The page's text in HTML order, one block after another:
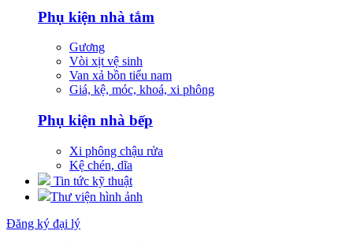
Phụ kiện nhà tắm
Gương
Vòi xịt vệ sinh
Van xả bồn tiểu nam
Giá, kệ, móc, khoá, xi phông
Phụ kiện nhà bếp
Xi phông chậu rửa
Kệ chén, dĩa
Tin tức kỹ thuật
Thư viện hình ảnh
Đăng ký đại lý